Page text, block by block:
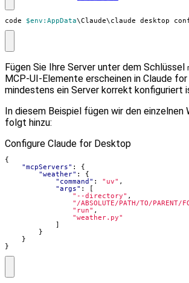
code $env:AppData\Claude\
Fügen Sie Ihre Server unter dem Schlüssel
MCP‑UI‑Elemente erscheinen in Claude
mindestens ein Server korrekt konfiguriert
In diesem Beispiel fügen wir den
folgt hinzu:
Configure Claude for Desktop
{
"mcpServers" :
{
"weather" :
{
"command" : "uv" ,
"args" :
[
"--directory" ,
"/ABSOLUTE/PATH/TO/PARENT/
"run" ,
"weather.py"
]
}
}
}